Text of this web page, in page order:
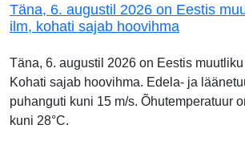
Täna, 6. augustil 2026 on Eestis
ilm, kohati sajab hoovihma
Täna, 6. augustil 2026 on Eestis
Kohati sajab hoovihma. Edela- ja
puhanguti kuni 15 m/s. Õhutemperatuur
kuni 28°C.